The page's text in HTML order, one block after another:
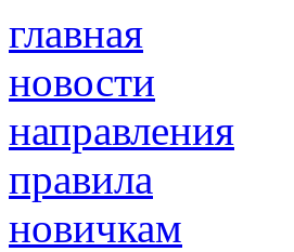
главная
новости
направления
правила
новичкам